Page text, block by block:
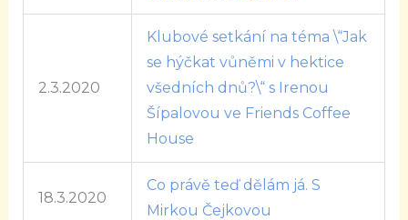
2.3.2020
Klubové setkání na téma \“Jak
se hýčkat vůněmi v hektice
všedních dnů?\“ s Irenou
Šípalovou ve Friends Coffee
House
18.3.2020
Co právě teď dělám já. S
Mirkou Čejkovou